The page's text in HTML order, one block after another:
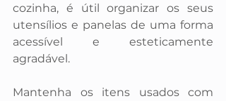
cozinha, é útil organizar os seus
utensílios e panelas de uma forma
acessível e esteticamente
agradável.
Mantenha os itens usados ​​com